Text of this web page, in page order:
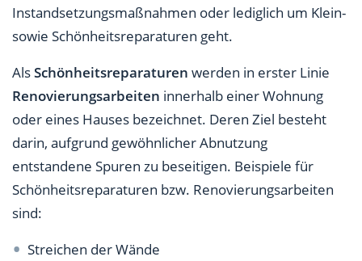
Instandsetzungsmaßnahmen oder lediglich um Klein-
sowie Schönheitsreparaturen geht.
AlsSchönheitsreparaturen werden in erster Linie
Renovierungsarbeiten innerhalb einer Wohnung
oder eines Hauses bezeichnet. Deren Ziel besteht
darin, aufgrund gewöhnlicher Abnutzung
entstandene Spuren zu beseitigen. Beispiele für
Schönheitsreparaturen bzw. Renovierungsarbeiten
sind:
Streichen der Wände